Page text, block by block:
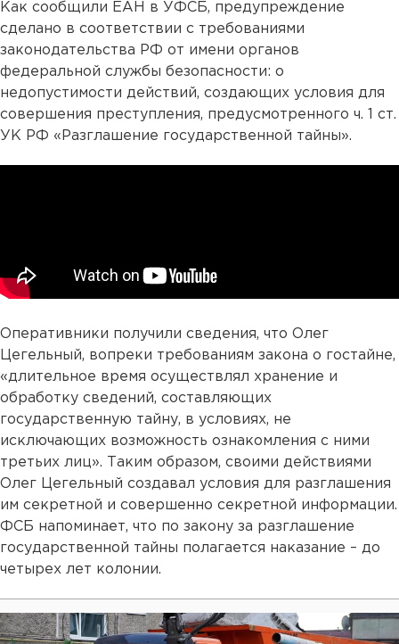
Как сообщили ЕАН в УФСБ, предупреждение
сделано в соответствии с требованиями
законодательства РФ от имени органов
федеральной службы безопасности: о
недопустимости действий, создающих условия для
совершения преступления, предусмотренного ч. 1 ст.
УК РФ «Разглашение государственной тайны».
Оперативники получили сведения, что Олег
Цегельный, вопреки требованиям закона о гостайне,
«длительное время осуществлял хранение и
обработку сведений, составляющих
государственную тайну, в условиях, не
исключающих возможность ознакомления с ними
третьих лиц». Таким образом, своими действиями
Олег Цегельный создавал условия для разглашения
им секретной и совершенно секретной информации.
ФСБ напоминает, что по закону за разглашение
государственной тайны полагается наказание – до
четырех лет колонии.